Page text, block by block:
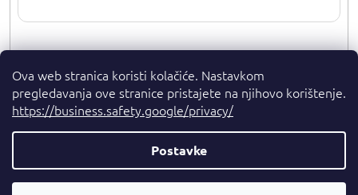
Ova web stranica koristi kolačiće. Nastavkom
pregledavanja ove stranice pristajete na njihovo korištenje.
https://business.safety.google/privacy/
Postavke
Upisom svoje e-pošte pristajete nauvjete privatnosti.
Autorska prava 2026Parfumshop.hr. Sva prava pridržana.